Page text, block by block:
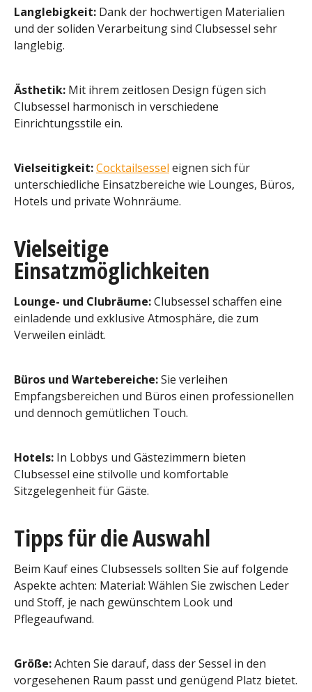
Langlebigkeit: Dank der hochwertigen Materialien
und der soliden Verarbeitung sind Clubsessel sehr
langlebig.
Ästhetik: Mit ihrem zeitlosen Design fügen sich
Clubsessel harmonisch in verschiedene
Einrichtungsstile ein.
Vielseitigkeit:Cocktailsessel eignen sich für
unterschiedliche Einsatzbereiche wie Lounges, Büros,
Hotels und private Wohnräume.
Vielseitige
Einsatzmöglichkeiten
Lounge- und Clubräume:Clubsessel schaffen eine
einladende und exklusive Atmosphäre, die zum
Verweilen einlädt.
Büros und Wartebereiche:Sie verleihen
Empfangsbereichen und Büros einen professionellen
und dennoch gemütlichen Touch.
Hotels: In Lobbys und Gästezimmern bieten
Clubsessel eine stilvolle und komfortable
Sitzgelegenheit für Gäste.
Tipps für die Auswahl
Beim Kauf eines Clubsessels sollten Sie auf folgende
Aspekte achten: Material: Wählen Sie zwischen Leder
und Stoff, je nach gewünschtem Look und
Pflegeaufwand.
Größe:Achten Sie darauf, dass der Sessel in den
vorgesehenen Raum passt und genügend Platz bietet.